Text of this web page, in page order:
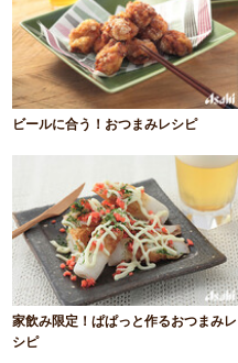
ビールに合う！おつまみレシピ
家飲み限定！ぱぱっと作るおつまみレ
シピ